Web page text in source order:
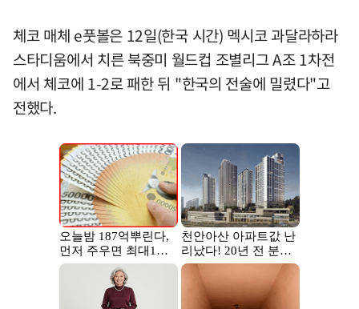
체코 매체 e풋볼은 12일(한국 시간) 멕시코 과달라하라
스타디움에서 치른 북중미 월드컵 조별리그 A조 1차전
에서 체코에 1-2로 패한 뒤 "한국의 전술에 밀렸다"고
전했다.